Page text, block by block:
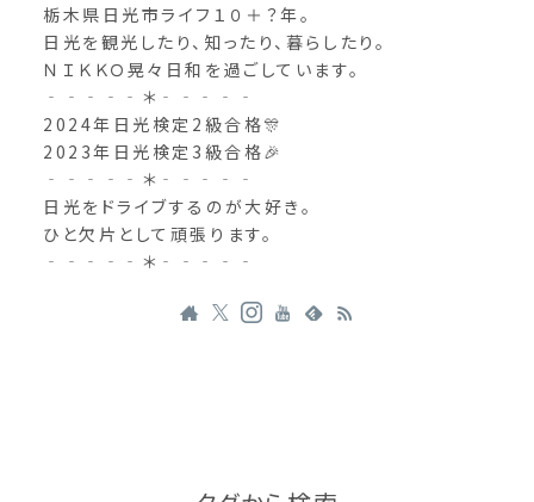
栃木県日光市ライフ１０＋？年。
日光を観光したり、知ったり、暮らしたり。
ＮＩＫＫＯ晃々日和を過ごしています。
‐‐‐‐‐＊‐‐‐‐‐
2024年日光検定2級合格🎊
2023年日光検定3級合格🎉
‐‐‐‐‐＊‐‐‐‐‐
日光をドライブするのが大好き。
ひと欠片として頑張ります。
‐‐‐‐‐＊‐‐‐‐‐